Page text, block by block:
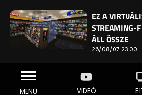
MENÜ VIDEÓ
EZ A
STREAMING-
ÁLL ÖSSZE
26/08/07 23:00